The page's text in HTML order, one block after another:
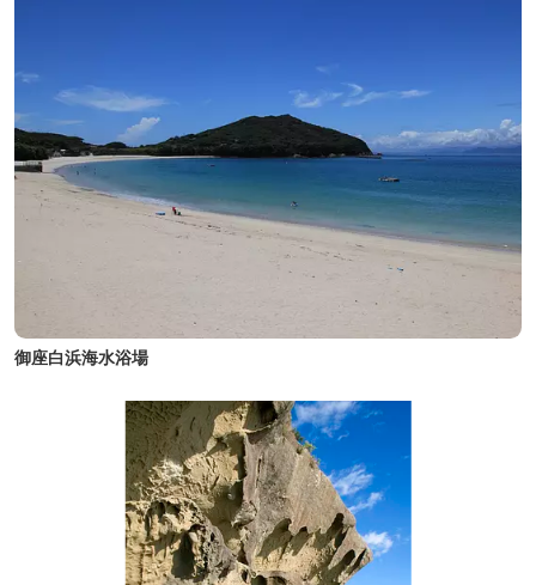
御座白浜海水浴場